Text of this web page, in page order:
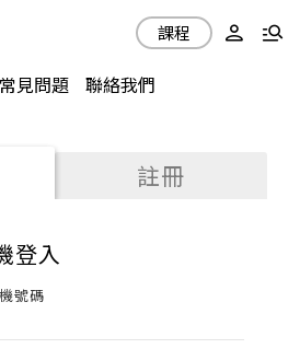
常見問題 聯絡我們
課程
註冊
登入
號碼